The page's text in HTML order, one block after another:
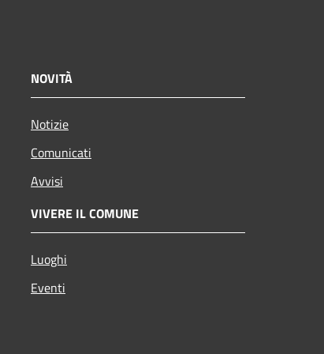
NOVITÀ
Notizie
Comunicati
Avvisi
VIVERE IL COMUNE
Luoghi
Eventi